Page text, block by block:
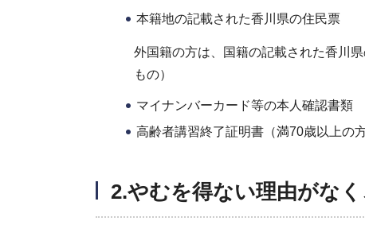
本籍地の記載された香川県の住民票
外国籍の方は、国籍の記載された香川
もの）
マイナンバーカード等の本人確認書類
高齢者講習終了証明書（満70歳以上の
2.やむを得ない理由がな